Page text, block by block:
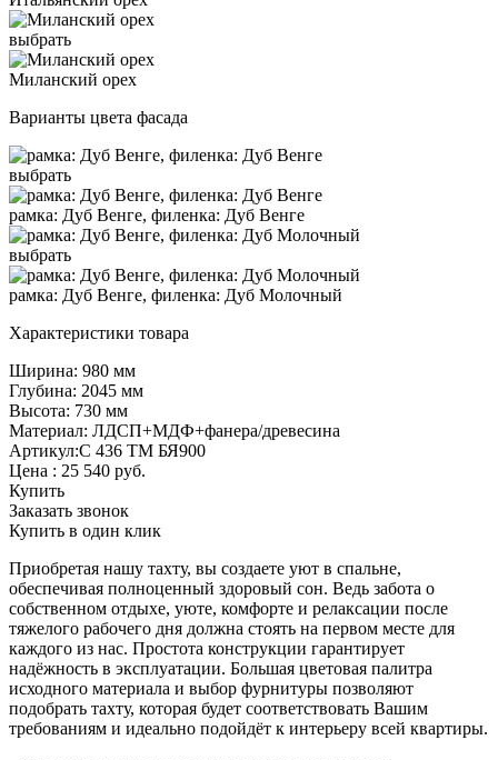
выбрать
Миланский орех
Варианты цвета фасада
выбрать
рамка: Дуб Венге, филенка: Дуб Венге
выбрать
рамка: Дуб Венге, филенка: Дуб Молочный
Характеристики товара
Ширина: 980 мм
Глубина: 2045 мм
Высота: 730 мм
Материал: ЛДСП+МДФ+фанера/древесина
Артикул:С 436 ТМ БЯ900
Цена : 25 540 руб.
Купить
Заказать звонок
Купить в один клик
Приобретая нашу тахту, вы создаете уют в спальне,
обеспечивая полноценный здоровый сон. Ведь забота о
собственном отдыхе, уюте, комфорте и релаксации после
тяжелого рабочего дня должна стоять на первом месте для
каждого из нас. Простота конструкции гарантирует
надёжность в эксплуатации. Большая цветовая палитра
исходного материала и выбор фурнитуры позволяют
подобрать тахту, которая будет соответствовать Вашим
требованиям и идеально подойдёт к интерьеру всей квартиры.